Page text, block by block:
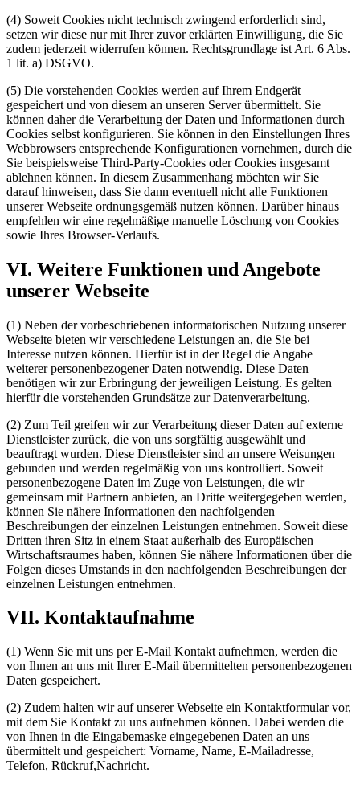
(4) Soweit Cookies nicht technisch zwingend erforderlich sind,
setzen wir diese nur mit Ihrer zuvor erklärten Einwilligung, die Sie
zudem jederzeit widerrufen können. Rechtsgrundlage ist Art. 6 Abs.
1 lit. a) DSGVO.
(5) Die vorstehenden Cookies werden auf Ihrem Endgerät
gespeichert und von diesem an unseren Server übermittelt. Sie
können daher die Verarbeitung der Daten und Informationen durch
Cookies selbst konfigurieren. Sie können in den Einstellungen Ihres
Webbrowsers entsprechende Konfigurationen vornehmen, durch die
Sie beispielsweise Third-Party-Cookies oder Cookies insgesamt
ablehnen können. In diesem Zusammenhang möchten wir Sie
darauf hinweisen, dass Sie dann eventuell nicht alle Funktionen
unserer Webseite ordnungsgemäß nutzen können. Darüber hinaus
empfehlen wir eine regelmäßige manuelle Löschung von Cookies
sowie Ihres Browser-Verlaufs.
VI. Weitere Funktionen und Angebote
unserer Webseite
(1) Neben der vorbeschriebenen informatorischen Nutzung unserer
Webseite bieten wir verschiedene Leistungen an, die Sie bei
Interesse nutzen können. Hierfür ist in der Regel die Angabe
weiterer personenbezogener Daten notwendig. Diese Daten
benötigen wir zur Erbringung der jeweiligen Leistung. Es gelten
hierfür die vorstehenden Grundsätze zur Datenverarbeitung.
(2) Zum Teil greifen wir zur Verarbeitung dieser Daten auf externe
Dienstleister zurück, die von uns sorgfältig ausgewählt und
beauftragt wurden. Diese Dienstleister sind an unsere Weisungen
gebunden und werden regelmäßig von uns kontrolliert. Soweit
personenbezogene Daten im Zuge von Leistungen, die wir
gemeinsam mit Partnern anbieten, an Dritte weitergegeben werden,
können Sie nähere Informationen den nachfolgenden
Beschreibungen der einzelnen Leistungen entnehmen. Soweit diese
Dritten ihren Sitz in einem Staat außerhalb des Europäischen
Wirtschaftsraumes haben, können Sie nähere Informationen über die
Folgen dieses Umstands in den nachfolgenden Beschreibungen der
einzelnen Leistungen entnehmen.
VII. Kontaktaufnahme
(1) Wenn Sie mit uns per E-Mail Kontakt aufnehmen, werden die
von Ihnen an uns mit Ihrer E-Mail übermittelten personenbezogenen
Daten gespeichert.
(2) Zudem halten wir auf unserer Webseite ein Kontaktformular vor,
mit dem Sie Kontakt zu uns aufnehmen können. Dabei werden die
von Ihnen in die Eingabemaske eingegebenen Daten an uns
übermittelt und gespeichert: Vorname, Name, E-Mailadresse,
Telefon, Rückruf,Nachricht.